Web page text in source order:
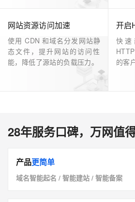
网站资源访问加速
使用 CDN 和域名分发网站静
态文件，提升网站的访问性
能，降低了源站的负载压力。
开启
快速
的客
28年服务口碑，万网值
产品更简单
域名智能起名 / 智能建站 / 智能备案